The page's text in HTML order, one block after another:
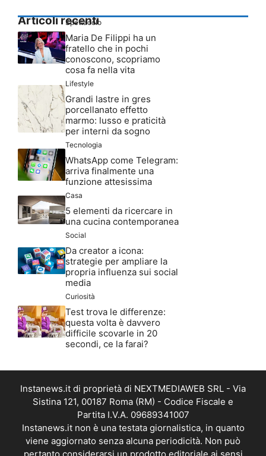
Articoli recenti
Spettacolo
Maria De Filippi ha un
fratello che in pochi
conoscono, scopriamo
cosa fa nella vita
Lifestyle
Grandi lastre in gres
porcellanato effetto
marmo: lusso e praticità
per interni da sogno
Tecnologia
WhatsApp come Telegram:
arriva finalmente una
funzione attesissima
Casa
5 elementi da ricercare in
una cucina contemporanea
Social
Da creator a icona:
strategie per ampliare la
propria influenza sui social
media
Curiosità
Test trova le differenze:
questa volta è davvero
difficile scovarle in 20
secondi, ce la farai?
Instanews.it di proprietà di NEXTMEDIAWEB SRL - Via
Sistina 121, 00187 Roma (RM) - Codice Fiscale e
Partita I.V.A. 09689341007
Instanews.it non è una testata giornalistica, in quanto
viene aggiornato senza alcuna periodicità. Non può
pertanto considerarsi un prodotto editoriale ai sensi